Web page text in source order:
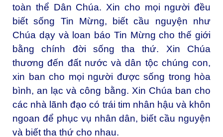
toàn thể Dân Chúa. Xin cho mọi người đều
biết sống Tin Mừng, biết cầu nguyện như
Chúa dạy và loan báo Tin Mừng cho thế giới
bằng chính đời sống tha thứ. Xin Chúa
thương đến đất nước và dân tộc chúng con,
xin ban cho mọi người được sống trong hòa
bình, an lạc và công bằng. Xin Chúa ban cho
các nhà lãnh đạo có trái tim nhân hậu và khôn
ngoan để phục vụ nhân dân, biết cầu nguyện
và biết tha thứ cho nhau.